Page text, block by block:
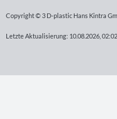
Copyright © 3 D-plastic Hans Kintra
Letzte Aktualisierung: 10.08.2026,